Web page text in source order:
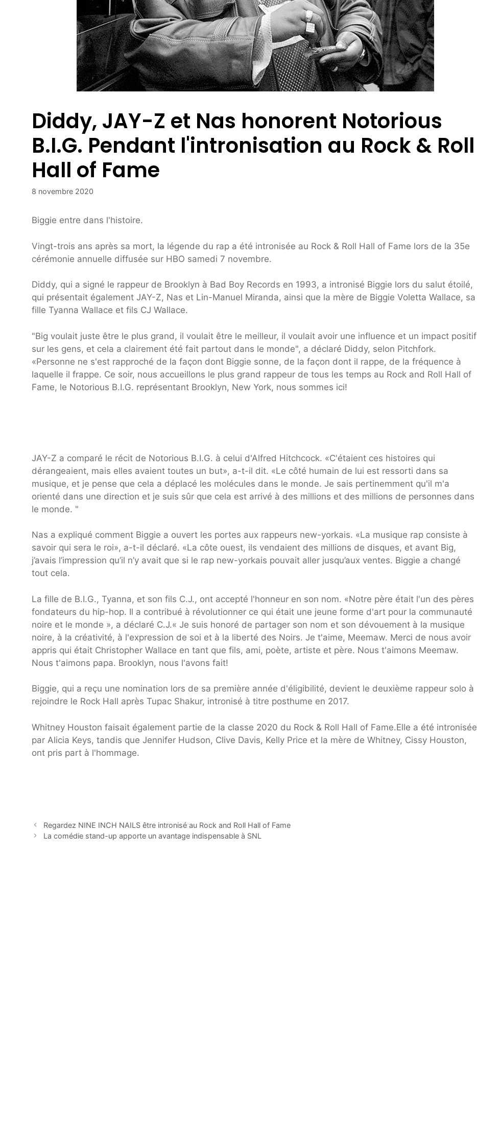
Diddy, JAY-Z et Nas honorent Notorious
B.I.G. Pendant l'intronisation au Rock & Roll
Hall of Fame
8 novembre 2020
Biggie entre dans l'histoire.
Vingt-trois ans après sa mort, la légende du rap a été intronisée au Rock & Roll Hall of Fame lors de la 35e
cérémonie annuelle diffusée sur HBO samedi 7 novembre.
Diddy, qui a signé le rappeur de Brooklyn à Bad Boy Records en 1993, a intronisé Biggie lors du salut étoilé,
qui présentait également JAY-Z, Nas et Lin-Manuel Miranda, ainsi que la mère de Biggie Voletta Wallace, sa
fille Tyanna Wallace et fils CJ Wallace.
"Big voulait juste être le plus grand, il voulait être le meilleur, il voulait avoir une influence et un impact positif
sur les gens, et cela a clairement été fait partout dans le monde", a déclaré Diddy, selon Pitchfork.
«Personne ne s'est rapproché de la façon dont Biggie sonne, de la façon dont il rappe, de la fréquence à
laquelle il frappe. Ce soir, nous accueillons le plus grand rappeur de tous les temps au Rock and Roll Hall of
Fame, le Notorious B.I.G. représentant Brooklyn, New York, nous sommes ici!
JAY-Z a comparé le récit de Notorious B.I.G. à celui d'Alfred Hitchcock. «C'étaient ces histoires qui
dérangeaient, mais elles avaient toutes un but», a-t-il dit. «Le côté humain de lui est ressorti dans sa
musique, et je pense que cela a déplacé les molécules dans le monde. Je sais pertinemment qu'il m'a
orienté dans une direction et je suis sûr que cela est arrivé à des millions et des millions de personnes dans
le monde. "
Nas a expliqué comment Biggie a ouvert les portes aux rappeurs new-yorkais. «La musique rap consiste à
savoir qui sera le roi», a-t-il déclaré. «La côte ouest, ils vendaient des millions de disques, et avant Big,
j’avais l’impression qu’il n’y avait que si le rap new-yorkais pouvait aller jusqu’aux ventes. Biggie a changé
tout cela.
La fille de B.I.G., Tyanna, et son fils C.J., ont accepté l'honneur en son nom. «Notre père était l'un des pères
fondateurs du hip-hop. Il a contribué à révolutionner ce qui était une jeune forme d'art pour la communauté
noire et le monde », a déclaré C.J.« Je suis honoré de partager son nom et son dévouement à la musique
noire, à la créativité, à l'expression de soi et à la liberté des Noirs. Je t'aime, Meemaw. Merci de nous avoir
appris qui était Christopher Wallace en tant que fils, ami, poète, artiste et père. Nous t'aimons Meemaw.
Nous t'aimons papa. Brooklyn, nous l'avons fait!
Biggie, qui a reçu une nomination lors de sa première année d'éligibilité, devient le deuxième rappeur solo à
rejoindre le Rock Hall après Tupac Shakur, intronisé à titre posthume en 2017.
Whitney Houston faisait également partie de la classe 2020 du Rock & Roll Hall of Fame.Elle a été intronisée
par Alicia Keys, tandis que Jennifer Hudson, Clive Davis, Kelly Price et la mère de Whitney, Cissy Houston,
ont pris part à l'hommage.
Regardez NINE INCH NAILS être intronisé au Rock and Roll Hall of Fame
La comédie stand-up apporte un avantage indispensable à SNL